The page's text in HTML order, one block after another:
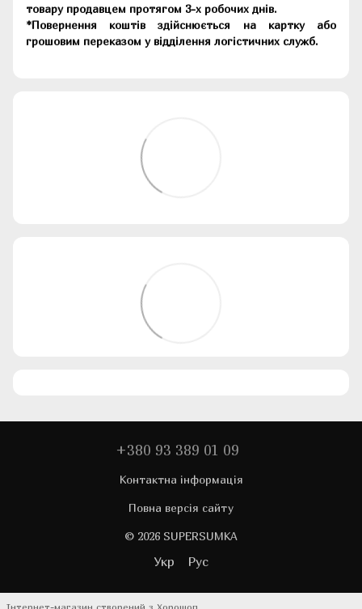
товару продавцем протягом 3-х робочих днів.
*Повернення коштів здійснюється на картку або
грошовим переказом у відділення логістичних служб.
+380 93 389 01 09
Контактна інформація
Повна версія сайту
© 2026 SUPERSUMKA
Укр Рус